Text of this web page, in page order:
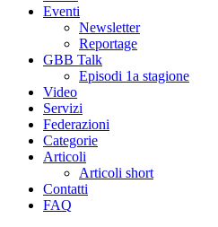
Eventi
Newsletter
Reportage
GBB Talk
Episodi 1a stagione
Video
Servizi
Federazioni
Categorie
Articoli
Articoli short
Contatti
FAQ